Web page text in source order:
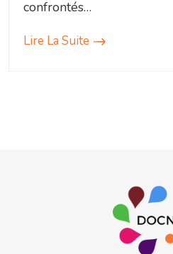
confrontés…
Lire La Suite